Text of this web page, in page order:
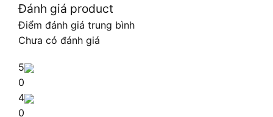
Đánh giá product
Điểm đánh giá trung bình
Chưa có đánh giá
5
0
4
0